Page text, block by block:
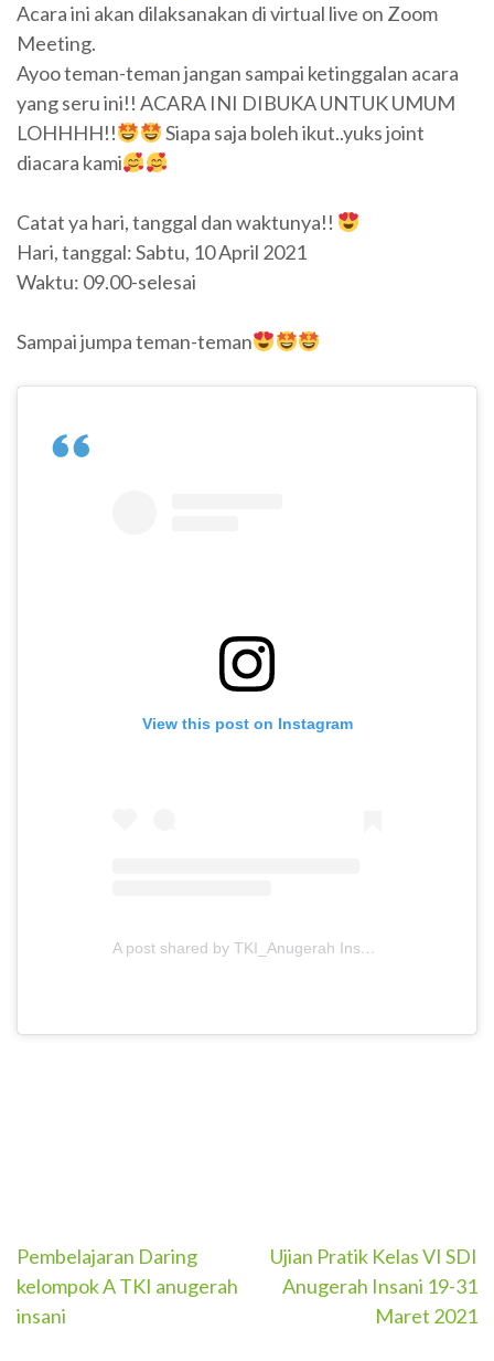
Acara ini akan dilaksanakan di virtual live on Zoom
Meeting.
Ayoo teman-teman jangan sampai ketinggalan acara
yang seru ini!! ACARA INI DIBUKA UNTUK UMUM
LOHHHH!!
Siapa saja boleh ikut..yuks joint
diacara kami
Catat ya hari, tanggal dan waktunya!!
Hari, tanggal: Sabtu, 10 April 2021
Waktu: 09.00-selesai
Sampai jumpa teman-teman
View this post on Instagram
A post shared by TKI_Anugerah Insani (@tki_anugerahinsani)
Post
navigation
Pembelajaran Daring
kelompok A TKI anugerah
insani
Ujian Pratik Kelas VI SDI
Anugerah Insani 19-31
Maret 2021